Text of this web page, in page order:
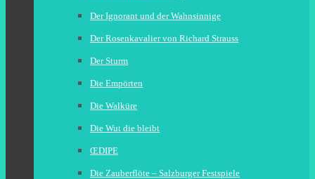
Der Ignorant und der Wahnsinnige
Der Rosenkavalier von Richard Strauss
Der Sturm
Die Empörten
Die Walküre
Die Wut die bleibt
ŒDIPE
Die Zauberflöte – Salzburger Festspiele